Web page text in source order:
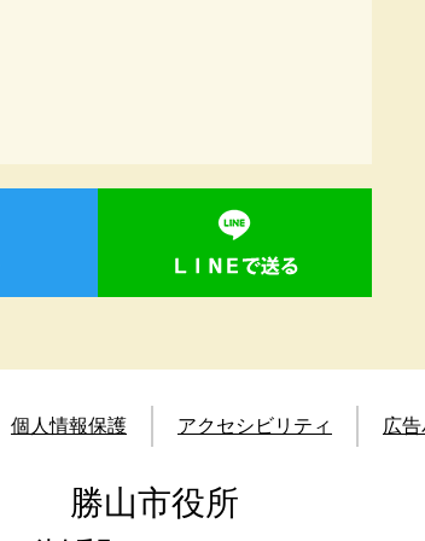
個人情報保護 アクセシビリティ 広
勝山市役所